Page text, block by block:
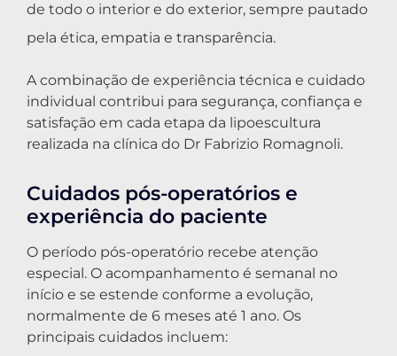
de todo o interior e do exterior, sempre pautado
pela ética, empatia e transparência.
A combinação de experiência técnica e cuidado
individual contribui para segurança, confiança e
satisfação em cada etapa da lipoescultura
realizada na clínica do Dr Fabrizio Romagnoli.
Cuidados pós-operatórios e
experiência do paciente
O período pós-operatório recebe atenção
especial. O acompanhamento é semanal no
início e se estende conforme a evolução,
normalmente de 6 meses até 1 ano. Os
principais cuidados incluem: